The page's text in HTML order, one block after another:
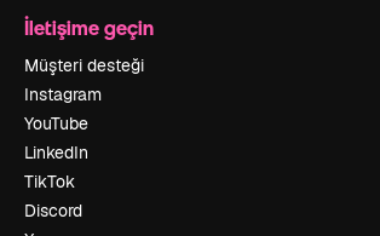
İletişime geçin
Müşteri desteği
Instagram
YouTube
LinkedIn
TikTok
Discord